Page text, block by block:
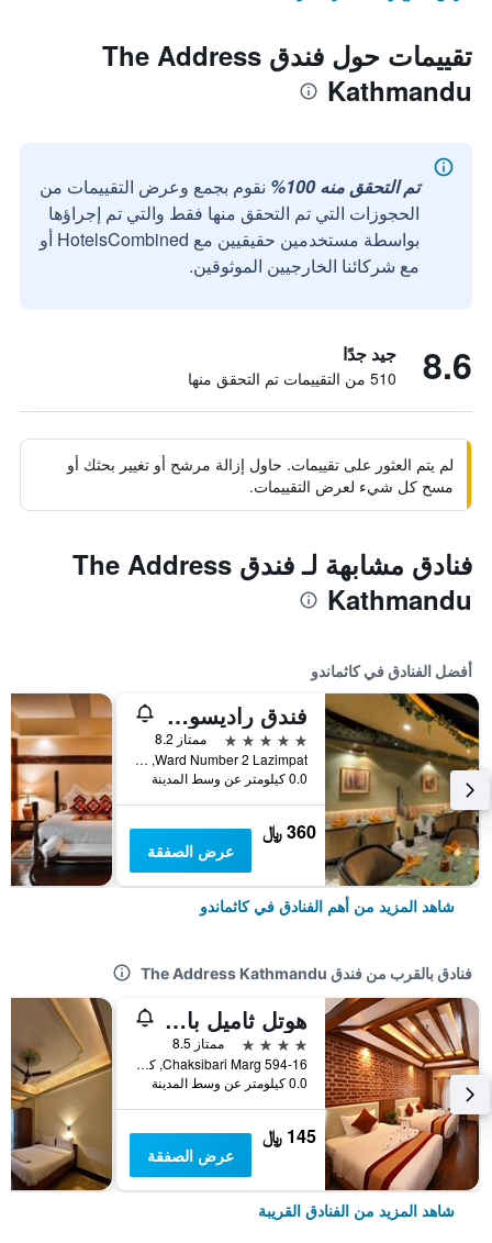
تقييمات حول فندق The Address
Kathmandu
تم التحقق منه 100%
نقوم بجمع وعرض التقييمات من
الحجوزات التي تم التحقق منها فقط والتي تم إجراؤها
بواسطة مستخدمين حقيقيين مع HotelsCombined أو
مع شركائنا الخارجيين الموثوقين.
8.6 جيد جدًا
510 من التقييمات تم التحقق منها
لم يتم العثور على تقييمات. حاول إزالة مرشح أو تغيير بحثك أو
مسح كل شيء لعرض التقييمات.
فنادق مشابهة لـ فندق The Address
Kathmandu
أفضل الفنادق في كاثماندو
فندق راديسون كاتماندو
5 نجوم
ممتاز 8.2
Ward Number 2 Lazimpat, كاثماندو, نيبال
0.0 كيلومتر عن وسط المدينة
360 ﷼
عرض الصفقة
شاهد المزيد من أهم الفنادق في كاثماندو
فنادق بالقرب من فندق The Address Kathmandu
هوتل ثاميل بارك
4 نجوم
ممتاز 8.5
594-16 Chaksibari Marg, كاثماندو, نيبال
0.0 كيلومتر عن وسط المدينة
145 ﷼
عرض الصفقة
شاهد المزيد من الفنادق القريبة